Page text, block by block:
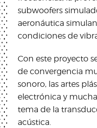
subwoofers
aeronáutica
condiciones de
Con este proyecto
de convergencia
sonoro, las artes
electrónica y
tema de la
acústica.